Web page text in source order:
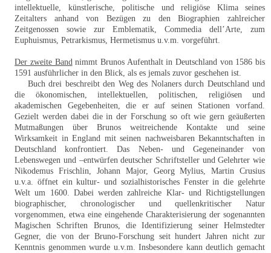
intellektuelle, künstlerische, politische und religiöse Klima seines
Zeitalters anhand von Bezügen zu den Biographien zahlreicher
Zeitgenossen sowie zur Emblematik, Commedia dell’Arte, zum
Euphuismus, Petrarkismus, Hermetismus u.v.m. vorgeführt.
Der zweite Band nimmt Brunos Aufenthalt in Deutschland von 1586 bis
1591 ausführlicher in den Blick, als es jemals zuvor geschehen ist.
Buch drei beschreibt den Weg des Nolaners durch Deutschland und
die ökonomischen, intellektuellen, politischen, religiösen und
akademischen Gegebenheiten, die er auf seinen Stationen vorfand.
Gezielt werden dabei die in der Forschung so oft wie gern geäußerten
Mutmaßungen über Brunos weitreichende Kontakte und seine
Wirksamkeit in England mit seinen nachweisbaren Bekanntschaften in
Deutschland konfrontiert. Das Neben- und Gegeneinander von
Lebenswegen und –entwürfen deutscher Schriftsteller und Gelehrter wie
Nikodemus Frischlin, Johann Major, Georg Mylius, Martin Crusius
u.v.a. öffnet ein kultur- und sozialhistorisches Fenster in die gelehrte
Welt um 1600. Dabei werden zahlreiche Klar- und Richtigstellungen
biographischer, chronologischer und quellenkritischer Natur
vorgenommen, etwa eine eingehende Charakterisierung der sogenannten
Magischen Schriften Brunos, die Identifizierung seiner Helmstedter
Gegner, die von der Bruno-Forschung seit hundert Jahren nicht zur
Kenntnis genommen wurde u.v.m. Insbesondere kann deutlich gemacht